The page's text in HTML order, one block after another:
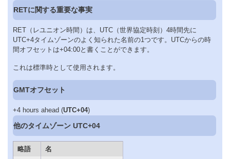
RETに関する重要な事実
RET（レユニオン時間）は、UTC（世界協定時刻）4時間先に
UTC+4タイムゾーンのよく知られた名前の1つです。UTCからの時
間オフセットは+04:00と書くことができます。
これは標準時として使用されます。
GMTオフセット
+4 hours ahead (UTC+04)
他のタイムゾーン UTC+04
略語
名